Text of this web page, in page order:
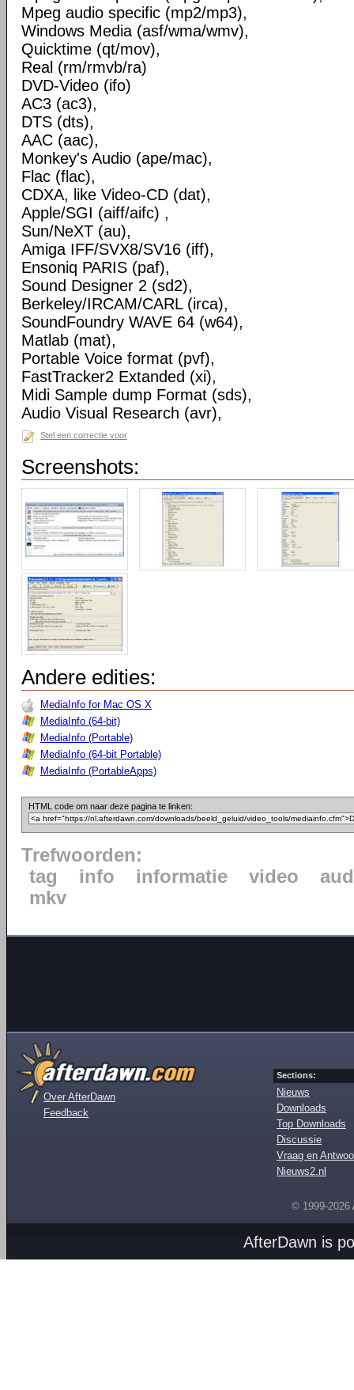
Mpeg audio specific (mp2/mp3),
Windows Media (asf/wma/wmv),
Quicktime (qt/mov),
Real (rm/rmvb/ra)
DVD-Video (ifo)
AC3 (ac3),
DTS (dts),
AAC (aac),
Monkey's Audio (ape/mac),
Flac (flac),
CDXA, like Video-CD (dat),
Apple/SGI (aiff/aifc) ,
Sun/NeXT (au),
Amiga IFF/SVX8/SV16 (iff),
Ensoniq PARIS (paf),
Sound Designer 2 (sd2),
Berkeley/IRCAM/CARL (irca),
SoundFoundry WAVE 64 (w64),
Matlab (mat),
Portable Voice format (pvf),
FastTracker2 Extanded (xi),
Midi Sample dump Format (sds),
Audio Visual Research (avr),
Stel een correctie voor
Screenshots:
Andere edities:
MediaInfo for Mac OS X
MediaInfo (64-bit)
MediaInfo (Portable)
MediaInfo (64-bit Portable)
MediaInfo (PortableApps)
HTML code om naar deze pagina te linken:
Trefwoorden:
tag
info informatie video
mkv
Over AfterDawn
Feedback
Sections:
Nieuws
Downloads
Top Downloads
Discussie
Vraag en
Nieuws2.nl
© 1999-2026
AfterDawn is